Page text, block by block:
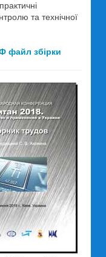
та технічної
файл збірки